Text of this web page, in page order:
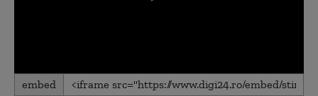
0
seconds
embed